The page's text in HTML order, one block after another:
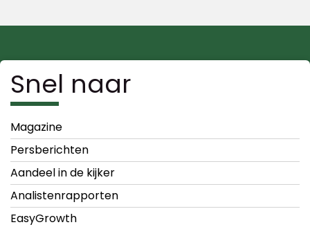
Snel naar
Magazine
Persberichten
Aandeel in de kijker
Analistenrapporten
EasyGrowth